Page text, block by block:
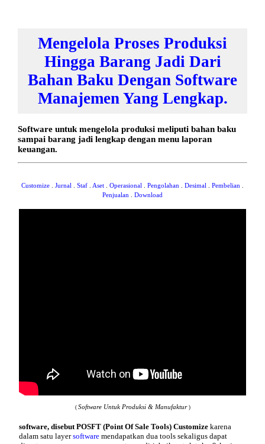
Mengelola Proses Produksi
Hingga Barang Jadi Dari
Bahan Baku Dengan Software
Manajemen Yang Lengkap.
Software untuk mengelola produksi meliputi bahan baku
sampai barang jadi lengkap dengan menu laporan
keuangan.
Customize Jurnal Staf Aset Operasional Pengolahan Desimal Pembelian
Penjualan
Download
( Software Untuk Produksi & Manufaktur )
software, disebut POSFT (Point Of Sale Tools) Customize karena
dalam satu layersoftware mendapatkan dua tools sekaligus dapat